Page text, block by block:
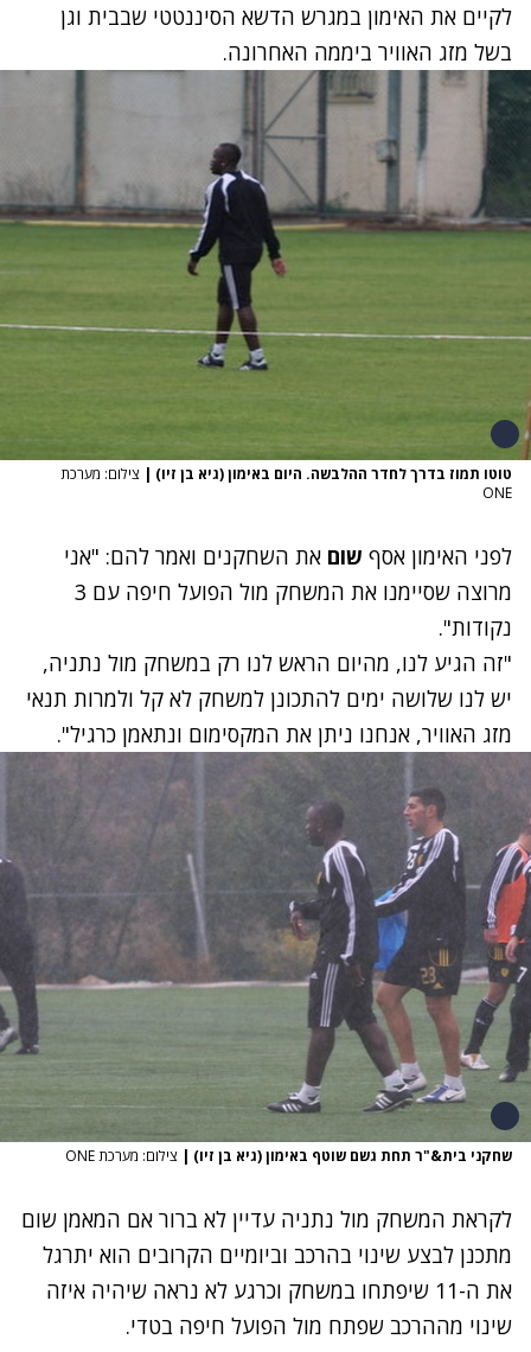
לקיים את האימון במגרש הדשא הסיננטטי שבבית וגן
בשל מזג האוויר ביממה האחרונה.
טוטו תמוז בדרך לחדר ההלבשה. היום באימון (גיא בן זיו) | צילום: מערכת
ONE
לפני האימון אסף שום את השחקנים ואמר להם: "אני
מרוצה שסיימנו את המשחק מול הפועל חיפה עם 3
נקודות".
"זה הגיע לנו, מהיום הראש לנו רק במשחק מול נתניה,
יש לנו שלושה ימים להתכונן למשחק לא קל ולמרות תנאי
מזג האוויר, אנחנו ניתן את המקסימום ונתאמן כרגיל".
שחקני בית&"ר תחת גשם שוטף באימון (גיא בן זיו) | צילום: מערכת ONE
לקראת המשחק מול נתניה עדיין לא ברור אם המאמן שום
מתכנן לבצע שינוי בהרכב וביומיים הקרובים הוא יתרגל
את ה-11 שיפתחו במשחק וכרגע לא נראה שיהיה איזה
שינוי מההרכב שפתח מול הפועל חיפה בטדי.